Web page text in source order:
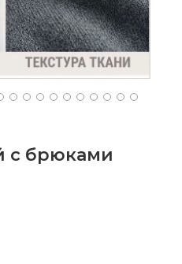
с брюками